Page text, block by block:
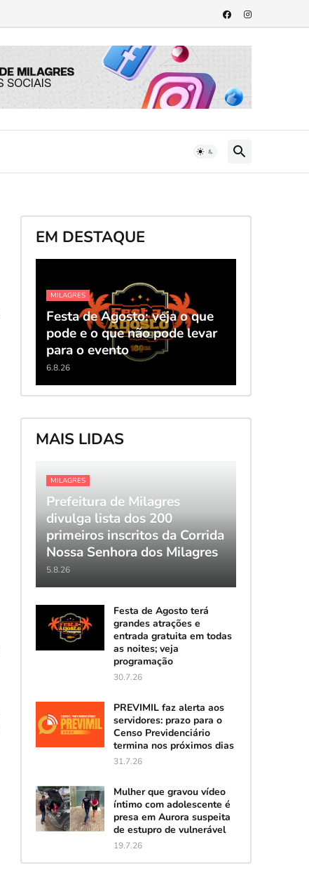
EM DESTAQUE
MILAGRES
Festa de Agosto: veja o que
pode e o que não pode levar
para o evento
6.8.26
MAIS LIDAS
MILAGRES
Prefeitura de Milagres
divulga lista dos 200
primeiros inscritos da Corrida
Nossa Senhora dos Milagres
5.8.26
Festa de Agosto terá
grandes atrações e
entrada gratuita em todas
as noites; veja
programação
30.7.26
PREVIMIL faz alerta aos
servidores: prazo para o
Censo Previdenciário
termina nos próximos dias
31.7.26
Mulher que gravou vídeo
íntimo com adolescente é
presa em Aurora suspeita
de estupro de vulnerável
19.7.26